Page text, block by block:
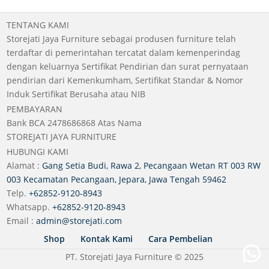
TENTANG KAMI
Storejati Jaya Furniture sebagai produsen furniture telah
terdaftar di pemerintahan tercatat dalam kemenperindag
dengan keluarnya Sertifikat Pendirian dan surat pernyataan
pendirian dari Kemenkumham, Sertifikat Standar & Nomor
Induk Sertifikat Berusaha atau NIB
PEMBAYARAN
Bank BCA 2478686868 Atas Nama
STOREJATI JAYA FURNITURE
HUBUNGI KAMI
Alamat :Gang Setia Budi, Rawa 2, Pecangaan Wetan RT 003 RW
003 Kecamatan Pecangaan, Jepara, Jawa Tengah 59462
Telp.+62852-9120-8943
Whatsapp.+62852-9120-8943
Email :admin@storejati.com
Shop Kontak Kami
Cara Pembelian
PT. Storejati Jaya Furniture © 2025